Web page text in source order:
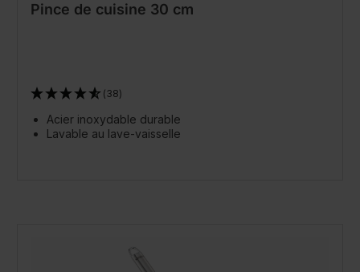
Pince de cuisine 30 cm
(38)
Acier inoxydable durable
Lavable au lave-vaisselle